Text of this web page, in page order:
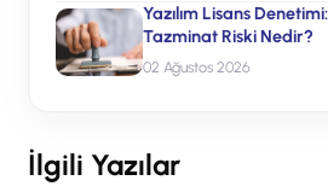
Yazılım Lisans
Tazminat Riski Nedir?
02 Ağustos 2026
İlgili Yazılar